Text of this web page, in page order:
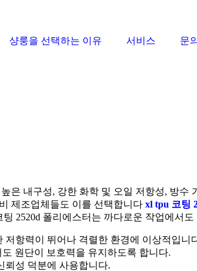
샹룽을 선택하는 이유 서비스 문
은 내구성, 강한 화학 및 오일 저항성, 방
제조업체들도 이를 선택합니다 xl tpu 코팅
2520d 폴리에스터는 까다로운 작업에서
항력이 뛰어나 격렬한 환경에 이상적입니
원단이 보호력을 유지하도록 합니다.
뢰성 덕분에 사용합니다.